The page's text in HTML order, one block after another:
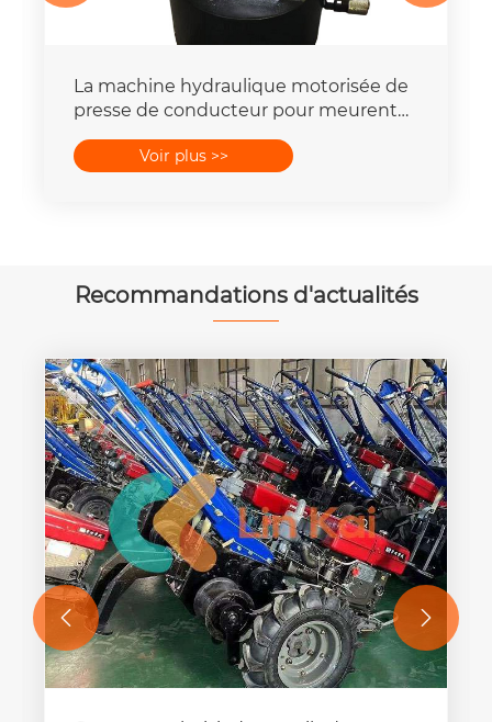
La machine hydraulique motorisée de
presse de conducteur pour meurent
400mm2 de 25T-300T
Voir plus >>
Recommandations d'actualités
 